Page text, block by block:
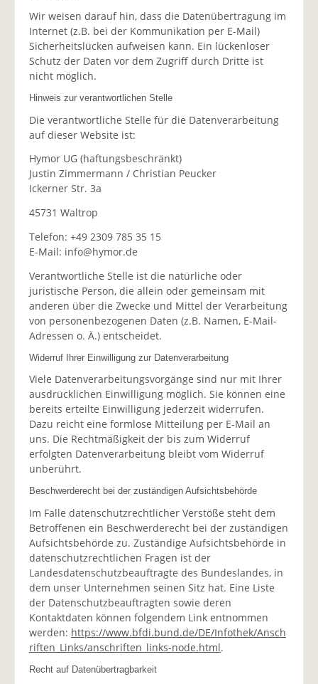
Wir weisen darauf hin, dass die Datenübertragung im
Internet (z.B. bei der Kommunikation per E-Mail)
Sicherheitslücken aufweisen kann. Ein lückenloser
Schutz der Daten vor dem Zugriff durch Dritte ist
nicht möglich.
Hinweis zur verantwortlichen Stelle
Die verantwortliche Stelle für die Datenverarbeitung
auf dieser Website ist:
Hymor UG (haftungsbeschränkt)
Justin Zimmermann / Christian Peucker
Ickerner Str. 3a
45731 Waltrop
Telefon: +49 2309 785 35 15
E-Mail: info@hymor.de
Verantwortliche Stelle ist die natürliche oder
juristische Person, die allein oder gemeinsam mit
anderen über die Zwecke und Mittel der Verarbeitung
von personenbezogenen Daten (z.B. Namen, E-Mail-
Adressen o. Ä.) entscheidet.
Widerruf Ihrer Einwilligung zur Datenverarbeitung
Viele Datenverarbeitungsvorgänge sind nur mit Ihrer
ausdrücklichen Einwilligung möglich. Sie können eine
bereits erteilte Einwilligung jederzeit widerrufen.
Dazu reicht eine formlose Mitteilung per E-Mail an
uns. Die Rechtmäßigkeit der bis zum Widerruf
erfolgten Datenverarbeitung bleibt vom Widerruf
unberührt.
Beschwerderecht bei der zuständigen Aufsichtsbehörde
Im Falle datenschutzrechtlicher Verstöße steht dem
Betroffenen ein Beschwerderecht bei der zuständigen
Aufsichtsbehörde zu. Zuständige Aufsichtsbehörde in
datenschutzrechtlichen Fragen ist der
Landesdatenschutzbeauftragte des Bundeslandes, in
dem unser Unternehmen seinen Sitz hat. Eine Liste
der Datenschutzbeauftragten sowie deren
Kontaktdaten können folgendem Link entnommen
werden: https://www.bfdi.bund.de/DE/Infothek/Ansch
riften_Links/anschriften_links-node.html.
Recht auf Datenübertragbarkeit